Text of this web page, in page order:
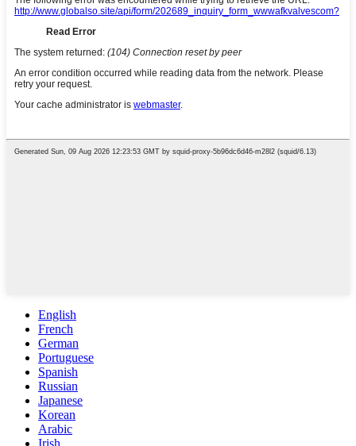
English
French
German
Portuguese
Spanish
Russian
Japanese
Korean
Arabic